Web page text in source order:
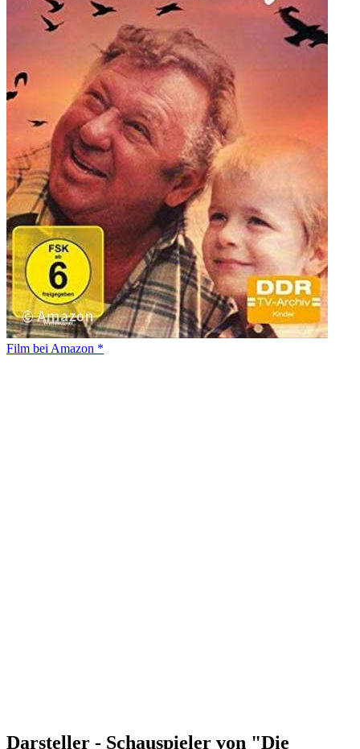
Film bei Amazon *
Darsteller - Schauspieler von "Die